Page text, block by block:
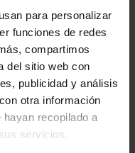
para personalizar
funciones de redes
compartimos
del sitio web con
publicidad y análisis
otra información
recopilado a
servicios.
o materiales
página web o de
o a los que la
que pretendan
en este sitio
previo de
legales, siendo
los actos realizados